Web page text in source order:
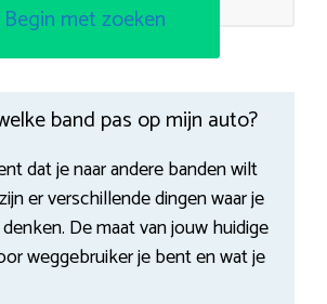
Begin met zoeken
band pas op mijn auto?
dat je naar andere banden wilt
er verschillende dingen waar je
De maat van jouw huidige
weggebruiker je bent en wat je